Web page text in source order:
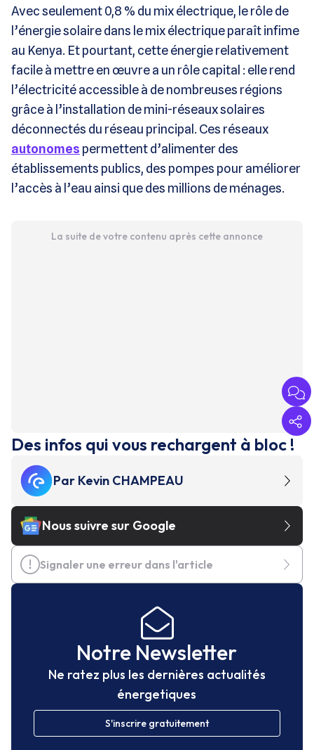
Avec seulement 0,8 % du mix électrique, le rôle de
l’énergie solaire dans le mix électrique paraît infime
au Kenya. Et pourtant, cette énergie relativement
facile à mettre en œuvre a un rôle capital : elle rend
l’électricité accessible à de nombreuses régions
grâce à l’installation de mini-réseaux solaires
déconnectés du réseau principal. Ces réseaux
autonomes permettent d’alimenter des
établissements publics, des pompes pour améliorer
l’accès à l’eau ainsi que des millions de ménages.
La suite de votre contenu après cette annonce
Des infos qui vous rechargent à bloc !
Par Kevin CHAMPEAU
Nous suivre sur Google
Signaler une erreur dans l'article
Notre Newsletter
Ne ratez plus les dernières actualités
énergetiques
S'inscrire gratuitement